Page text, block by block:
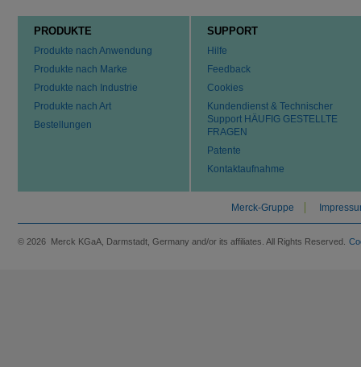
PRODUKTE
Produkte nach Anwendung
Produkte nach Marke
Produkte nach Industrie
Produkte nach Art
Bestellungen
SUPPORT
Hilfe
Feedback
Cookies
Kundendienst & Technischer
Support HÄUFIG GESTELLTE
FRAGEN
Patente
Kontaktaufnahme
Merck-Gruppe
© 2026 Merck KGaA, Darmstadt, Germany and/or its affiliates. All Rights Reserved.